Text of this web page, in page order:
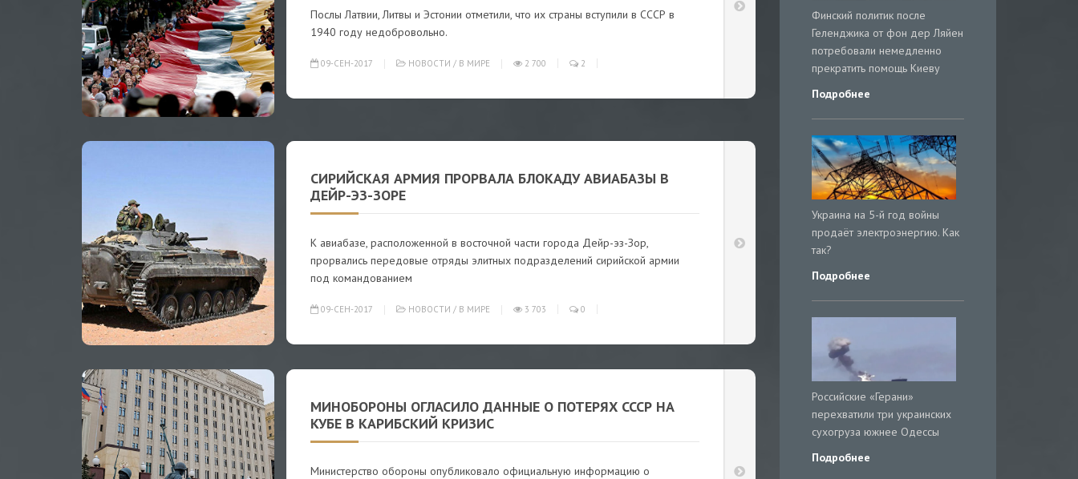
Послы Латвии, Литвы и Эстонии отметили, что их страны вступили в СССР в
1940 году недобровольно.
09-СЕН-2017 НОВОСТИ / В МИРЕ 2 700 2
СИРИЙСКАЯ АРМИЯ ПРОРВАЛА БЛОКАДУ АВИАБАЗЫ В
ДЕЙР-ЭЗ-ЗОРЕ
К авиабазе, расположенной в восточной части города Дейр-эз-Зор,
прорвались передовые отряды элитных подразделений сирийской армии
под командованием
09-СЕН-2017 НОВОСТИ / В МИРЕ 3 703 0
МИНОБОРОНЫ ОГЛАСИЛО ДАННЫЕ О ПОТЕРЯХ СССР НА
КУБЕ В КАРИБСКИЙ КРИЗИС
Министерство обороны опубликовало официальную информацию о
Финский политик после
Геленджика от фон дер Ляйен
потребовали немедленно
прекратить помощь Киеву
Подробнее
Украина на 5-й год войны
продаёт электроэнергию. Как
так?
Подробнее
Российские «Герани»
перехватили три украинских
сухогруза южнее Одессы
Подробнее